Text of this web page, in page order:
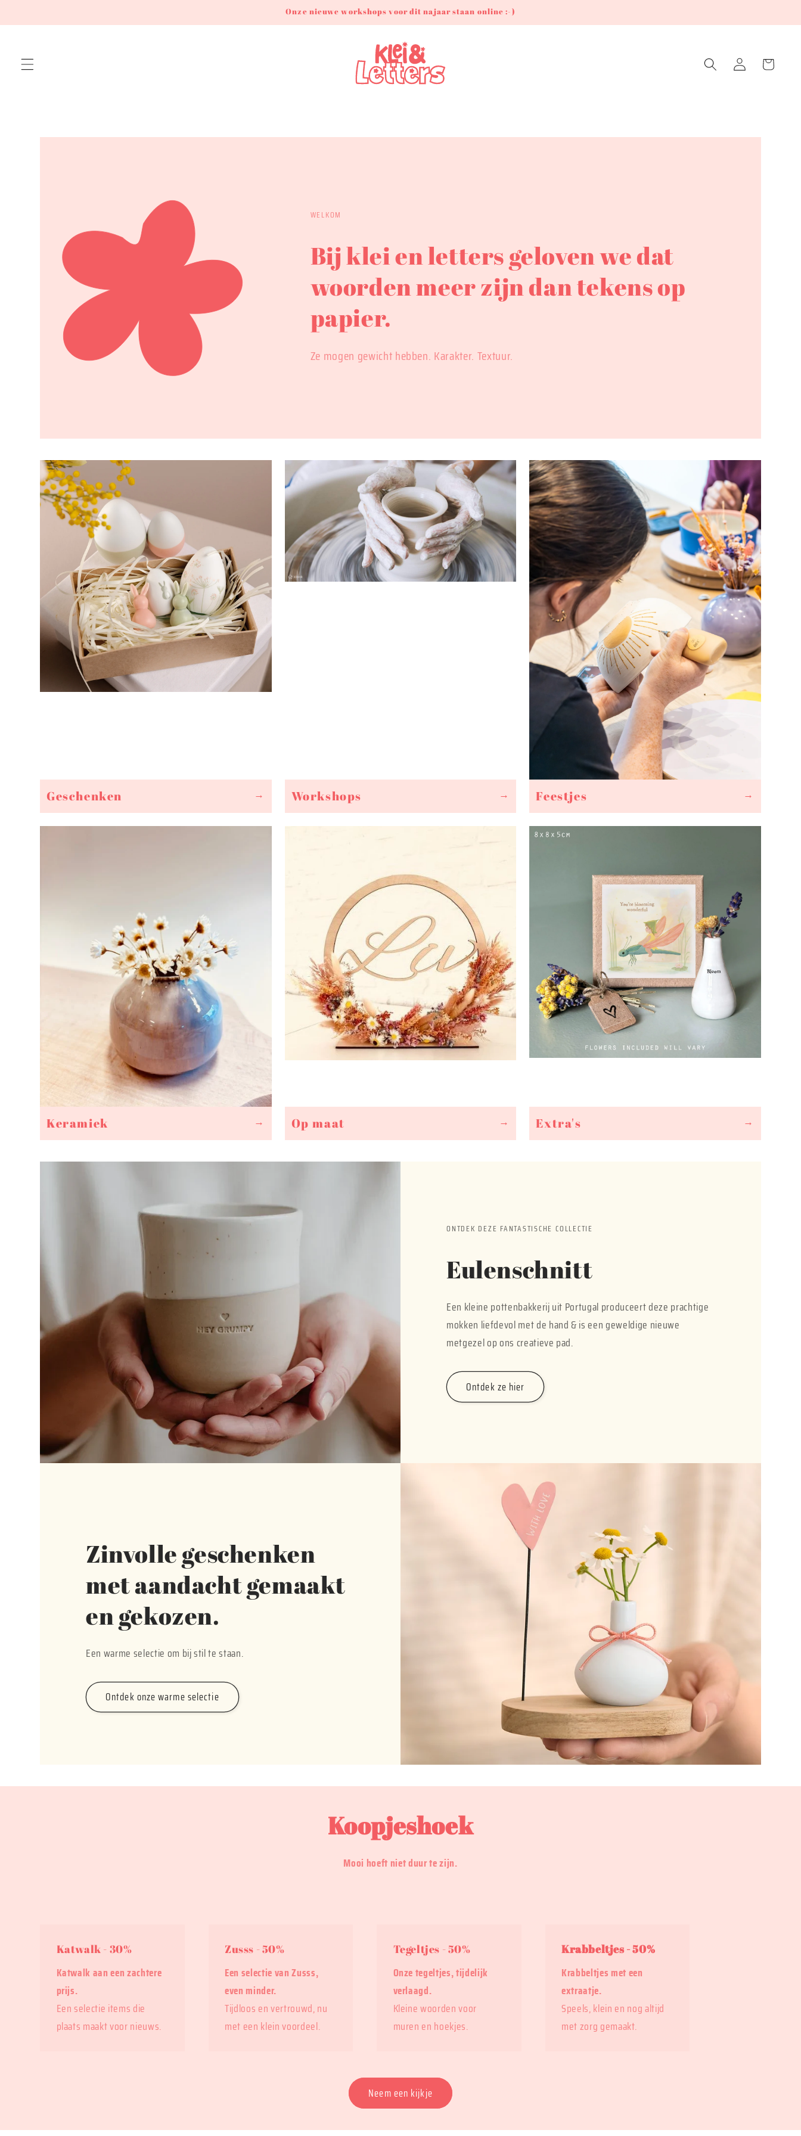
content
Onze nieuwe workshops voor dit najaar staan online :-)
InloggenWinkelwagen
WELKOM
Bij klei en letters geloven we dat
woorden meer zijn dan tekens op
papier.
Ze mogen gewicht hebben. Karakter. Textuur.
Geschenken → Workshops → Feestjes →
Keramiek → Op maat → Extra's →
ONTDEK DEZE FANTASTISCHE COLLECTIE
Eulenschnitt
Een kleine pottenbakkerij uit Portugal produceert deze prachtige
mokken liefdevol met de hand & is een geweldige nieuwe
metgezel op ons creatieve pad.
Ontdek ze hier
Zinvolle geschenken
met aandacht gemaakt
en gekozen.
Een warme selectie om bij stil te staan.
Ontdek onze warme selectie
Koopjeshoek
Mooi hoeft niet duur te zijn.
Katwalk - 30%
Katwalk aan een zachtere
prijs.
Een selectie items die
plaats maakt voor nieuws.
Zusss - 50%
Een selectie van Zusss,
even minder.
Tijdloos en vertrouwd, nu
met een klein voordeel.
Tegeltjes - 50%
Onze tegeltjes, tijdelijk
verlaagd.
Kleine woorden voor
muren en hoekjes.
Krabbeltjes - 50%
Krabbeltjes met een
extraatje.
Speels, klein en nog altijd
met zorg gemaakt.
Neem een kijkje